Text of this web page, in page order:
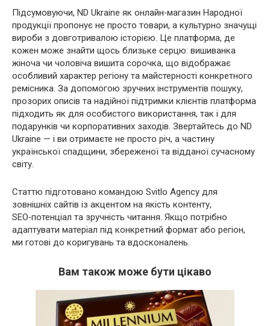
Підсумовуючи, ND Ukraine як онлайн‑магазин Народної
продукції пропонує не просто товари, а культурно значущі
вироби з довготривалою історією. Це платформа, де
кожен може знайти щось близьке серцю: вишиванка
жіноча чи чоловіча вишита сорочка, що відображає
особливий характер регіону та майстерності конкретного
ремісника. За допомогою зручних інструментів пошуку,
прозорих описів та надійної підтримки клієнтів платформа
підходить як для особистого використання, так і для
подарунків чи корпоративних заходів. Звертайтесь до ND
Ukraine — і ви отримаєте не просто річ, а частину
української спадщини, збереженої та відданої сучасному
світу.
Статтю підготовано командою Svitlo Agency для
зовнішніх сайтів із акцентом на якість контенту,
SEO‑потенціал та зручність читання. Якщо потрібно
адаптувати матеріал під конкретний формат або регіон,
ми готові до коригувань та вдосконалень.
Вам також може бути цікаво